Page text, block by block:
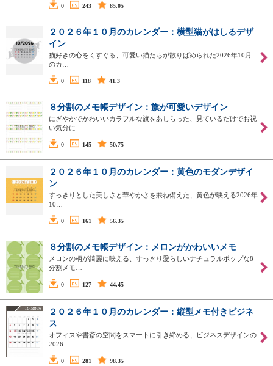
0 243 85.05
２０２６年１０月のカレンダー：横型猫がはしるデザ
イン
猫好きの心をくすぐる、可愛い猫たちが散りばめられた2026年10月
のカ…
0 118 41.3
８分割のメモ帳デザイン：旗が可愛いデザイン
にぎやかでかわいいカラフルな旗をあしらった、見ているだけでお祝
い気分に…
0 145 50.75
２０２６年１０月のカレンダー：黄色のモダンデザイ
ン
すっきりとした美しさと華やかさを兼ね備えた、黄色が映える2026年
10…
0 161 56.35
８分割のメモ帳デザイン：メロンがかわいいメモ
メロンの柄が綺麗に映える、すっきり愛らしいナチュラルポップな8
分割メモ…
0 127 44.45
２０２６年１０月のカレンダー：縦型メモ付きビジネ
ス
オフィスや書斎の空間をスマートに引き締める、ビジネスデザインの
2026…
0 281 98.35